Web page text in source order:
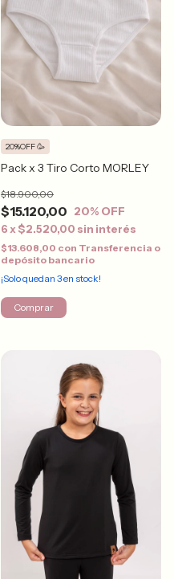
Pack x 3 Tiro Corto MORLEY
$15.120,00
$18.900,00
20% OFF
6x$2.520,00 sin interés
20%OFF 🥳
$13.608,00 con Transferencia o
depósito bancario
¡Solo quedan 3en stock!
Comprar